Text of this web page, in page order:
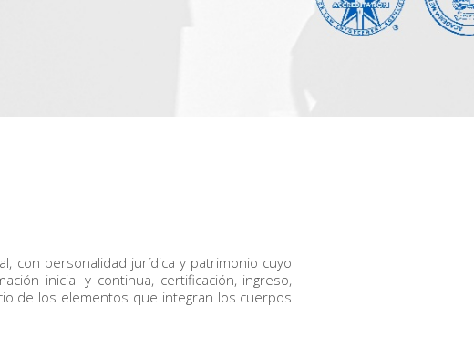
con personalidad jurídica y patrimonio cuyo
inicial y continua, certificación, ingreso,
de los elementos que integran los cuerpos